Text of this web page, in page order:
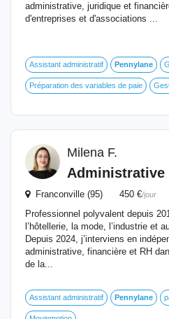
administrative, juridique et
d'entreprises et d'associations ...
Assistant administratif Pennylane
Préparation des variables de paie
Milena F.
Administrative
Franconville (95) 450 €/jour
Professionnel polyvalent depuis
l’hôtellerie, la mode, l’industrie et
Depuis 2024, j’interviens en
administrative, financière et RH
de la...
Assistant administratif Pennylane